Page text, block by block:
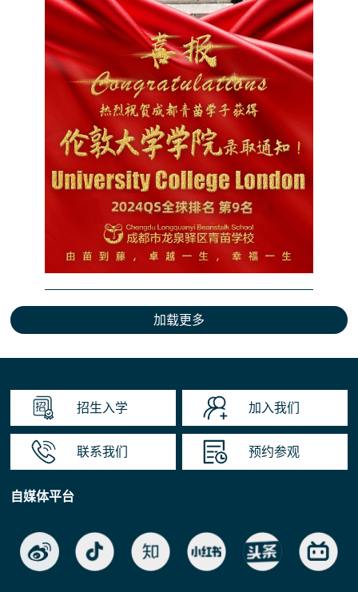
招生入学 加入我们
联系我们 预约参观
自媒体平台